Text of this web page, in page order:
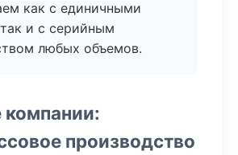
как с единичными
и с серийным
любых объемов.
производство